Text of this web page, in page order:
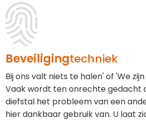
Beveiligingtechniek
Bij ons valt niets te halen' of 'We
Vaak wordt ten onrechte gedacht
diefstal het probleem van een
hier dankbaar gebruik van. U laat